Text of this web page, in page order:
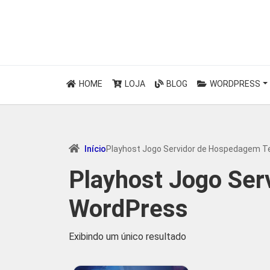
HOME LOJA BLOG WORDPRESS
InícioPlayhost Jogo Servidor de Hospedagem
Playhost Jogo
WordPress
Exibindo um único resultado